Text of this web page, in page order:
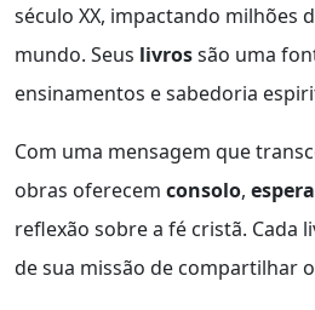
século XX, impactando milhões
mundo. Seus livrossão uma
ensinamentos e sabedoria
Com uma mensagem que
obras oferecem consolo,
reflexão sobre a fé cristã. Cada
de sua missão de compartilhar